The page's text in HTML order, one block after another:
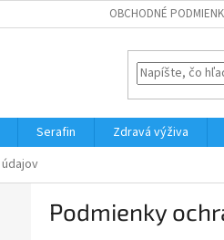
OBCHODNÉ
Serafin Zdravá výživa
Podmienky